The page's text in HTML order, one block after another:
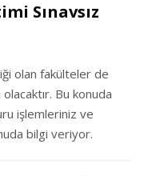
Sınavsız
olan fakülteler de
Bu konuda
işlemleriniz ve
bilgi veriyor.